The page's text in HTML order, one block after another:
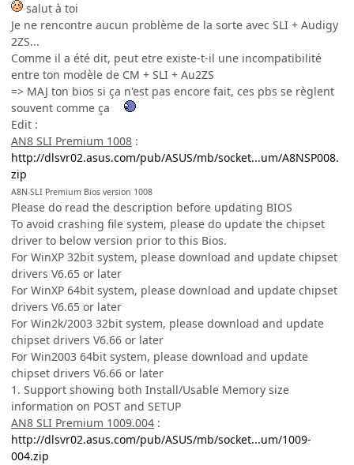
salut à toi
Je ne rencontre aucun problème de la sorte avec SLI + Audigy
2ZS...
Comme il a été dit, peut etre existe-t-il une incompatibilité
entre ton modèle de CM + SLI + Au2ZS
=> MAJ ton bios si ça n'est pas encore fait, ces pbs se règlent
souvent comme ça
Edit :
AN8 SLI Premium 1008 :
http://dlsvr02.asus.com/pub/ASUS/mb/socket...um/A8NSP008.
zip
A8N-SLI Premium Bios version 1008
Please do read the description before updating BIOS
To avoid crashing file system, please do update the chipset
driver to below version prior to this Bios.
For WinXP 32bit system, please download and update chipset
drivers V6.65 or later
For WinXP 64bit system, please download and update chipset
drivers V6.65 or later
For Win2k/2003 32bit system, please download and update
chipset drivers V6.66 or later
For Win2003 64bit system, please download and update
chipset drivers V6.66 or later
1. Support showing both Install/Usable Memory size
information on POST and SETUP
AN8 SLI Premium 1009.004 :
http://dlsvr02.asus.com/pub/ASUS/mb/socket...um/1009-
004.zip